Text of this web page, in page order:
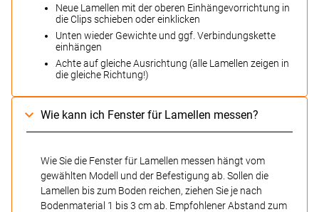
Neue Lamellen mit der oberen Einhängevorrichtung in
die Clips schieben oder einklicken
Unten wieder Gewichte und ggf. Verbindungskette
einhängen
Achte auf gleiche Ausrichtung (alle Lamellen zeigen in
die gleiche Richtung!)
Wie kann ich Fenster für Lamellen messen?
Wie Sie die Fenster für Lamellen messen hängt vom
gewählten Modell und der Befestigung ab. Sollen die
Lamellen bis zum Boden reichen, ziehen Sie je nach
Bodenmaterial 1 bis 3 cm ab. Empfohlener Abstand zum